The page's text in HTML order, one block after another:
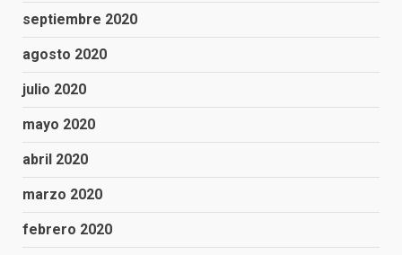
septiembre 2020
agosto 2020
julio 2020
mayo 2020
abril 2020
marzo 2020
febrero 2020